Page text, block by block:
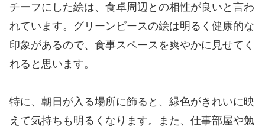
チーフにした絵は、食卓周辺との相性が良いと言わ
れています。グリーンピースの絵は明るく健康的な
印象があるので、食事スペースを爽やかに見せてく
れると思います。
特に、朝日が入る場所に飾ると、緑色がきれいに映
えて気持ちも明るくなります。また、仕事部屋や勉